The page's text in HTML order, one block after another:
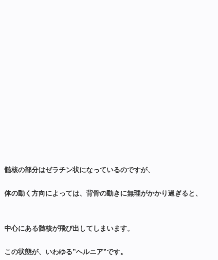
髄核の部分はゼラチン状になっているのですが、
体の動く方向によっては、背骨の動きに無理がかかり過ぎると、
中心にある髄核が飛び出してしまいます。
この状態が、いわゆる”ヘルニア”です。